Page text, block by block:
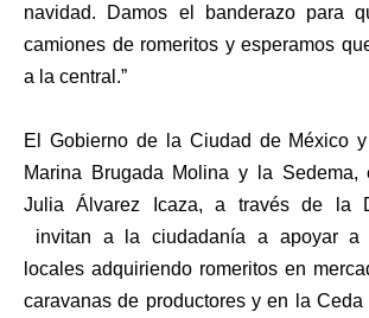
navidad. Damos el banderazo para
camiones de romeritos y esperamos
a la central.”
El Gobierno de la Ciudad de México
Marina Brugada Molina y la Sedema,
Julia Álvarez Icaza, a través de la
invitan a la ciudadanía a apoyar a
locales adquiriendo romeritos en
caravanas de productores y en la